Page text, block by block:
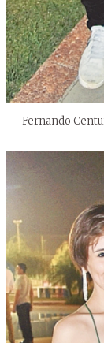
Fernando